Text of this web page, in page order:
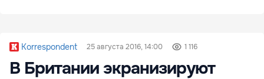
Korrespondent 25 августа 2016, 14:00 1 116
В Британии экранизируют